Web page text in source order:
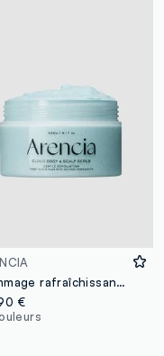
Gommage rafraîchissant à la menthe française et au lys
€